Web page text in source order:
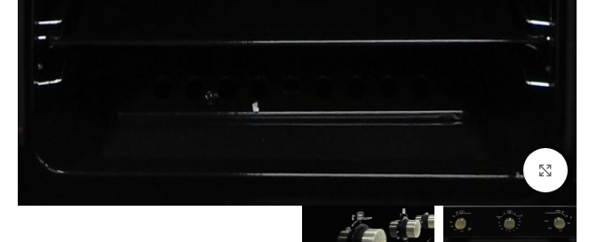
بزرگنمایی تصویر